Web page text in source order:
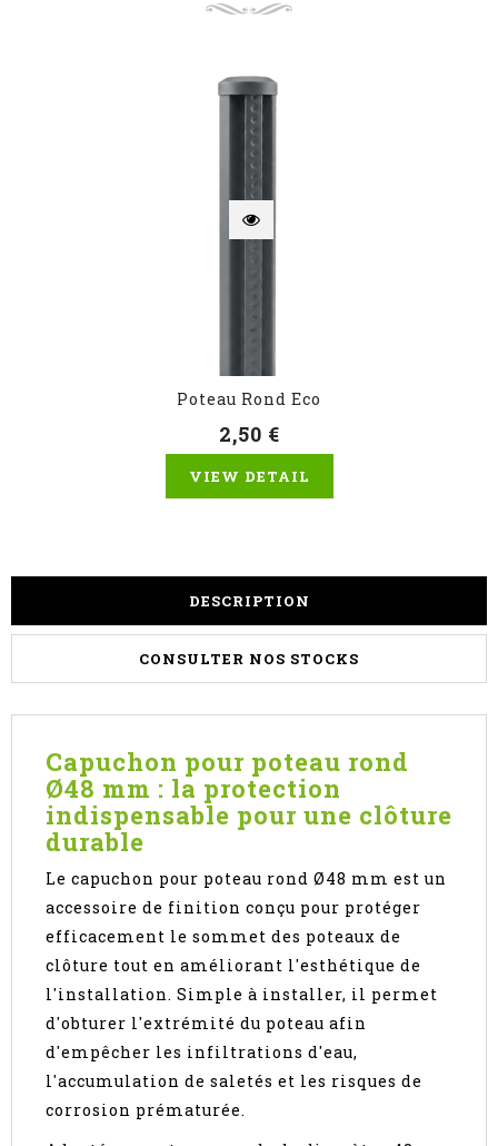
Poteau Rond Eco
2,50 €
VIEW DETAIL
DESCRIPTION
CONSULTER NOS STOCKS
Capuchon pour poteau rond
Ø48 mm : la protection
indispensable pour une clôture
durable
Le capuchon pour poteau rond Ø48 mm est un
accessoire de finition conçu pour protéger
efficacement le sommet des poteaux de
clôture tout en améliorant l'esthétique de
l'installation. Simple à installer, il permet
d'obturer l'extrémité du poteau afin
d'empêcher les infiltrations d'eau,
l'accumulation de saletés et les risques de
corrosion prématurée.